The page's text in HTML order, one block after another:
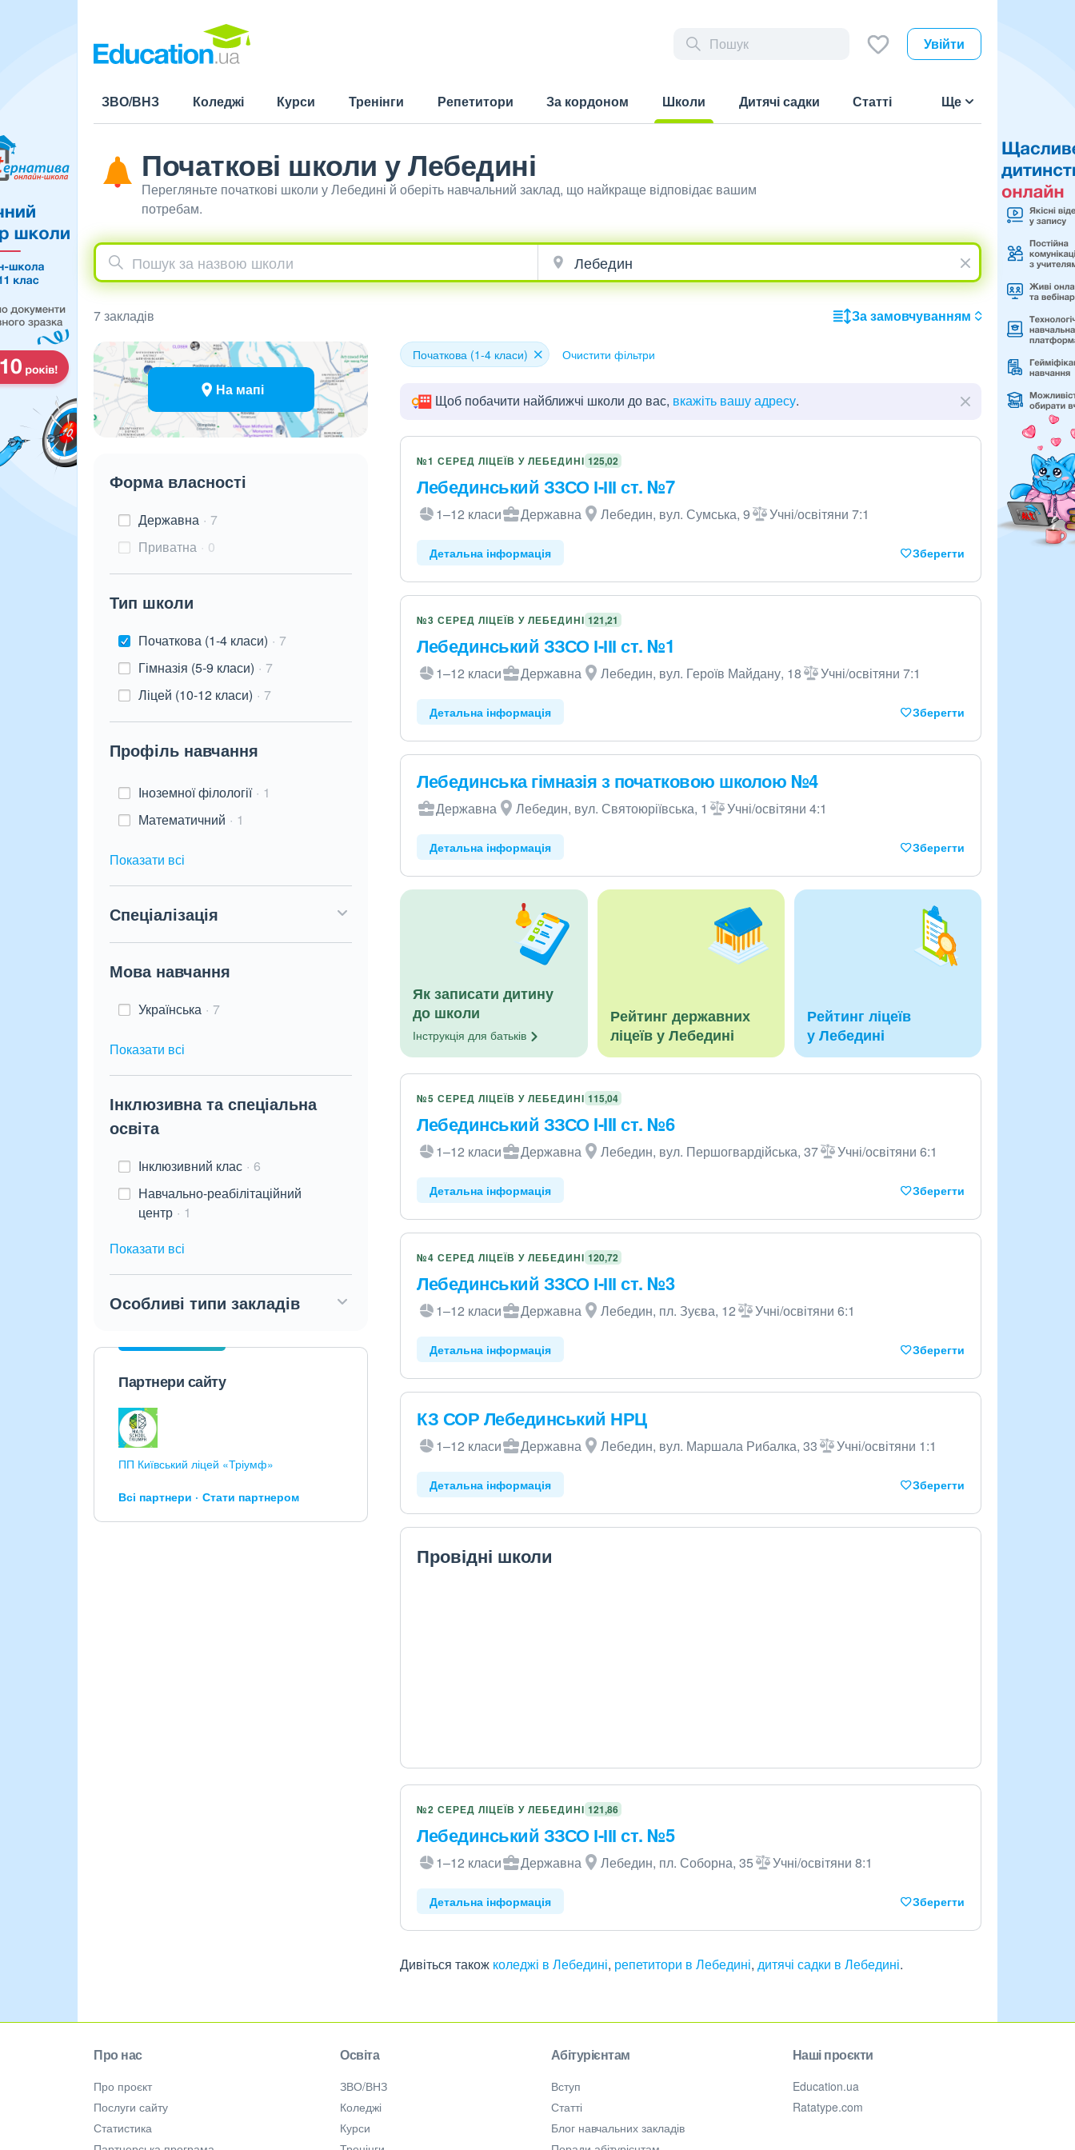
Увійти
ЗВО/ВНЗ Коледжі Курси Тренінги Репетитори За кордоном
Школи
Дитячі садки Статті Ще
Початкові школи у Лебедині
Перегляньте початкові школи у Лебедині й оберіть навчальний заклад, що найкраще відповідає вашим
потребам.
7 закладів За замовчуванням
На мапі
Форма власності
Державна
7
Приватна
0
Тип школи
Початкова (1-4 класи)
7
Гімназія (5-9 класи)
7
Ліцей (10-12 класи)
7
Профіль навчання
Іноземної філології
1
Математичний
1
Показати всі
Спеціалізація
Мова навчання
Українська 7
Показати всі
Інклюзивна та спеціальна
освіта
Інклюзивний клас
6
Навчально-реабілітаційний
центр
1
Показати всі
Особливі типи закладів
Партнери сайту
ПП Київський ліцей «Тріумф»
Всі партнери Стати партнером
Початкова (1-4 класи) Очистити фільтри
Щоб побачити найближчі школи до вас, вкажіть вашу адресу.
№1 СЕРЕД ЛІЦЕЇВ У ЛЕБЕДИНІ 125,02
Лебединський ЗЗСО І-ІІІ ст. №7
1–12 класи Державна Лебедин, вул. Сумська, 9 Учні/освітяни 7:1
Детальна інформація Зберегти
№3 СЕРЕД ЛІЦЕЇВ У ЛЕБЕДИНІ 121,21
Лебединський ЗЗСО І-ІІІ ст. №1
1–12 класи Державна Лебедин, вул. Героїв Майдану, 18 Учні/освітяни 7:1
Детальна інформація Зберегти
Лебединська гімназія з початковою школою №4
Державна Лебедин, вул. Святоюріївська, 1 Учні/освітяни 4:1
Детальна інформація Зберегти
Як записати дитину
до школи
Інструкція длябатьків
Рейтинг державних
ліцеїв у Лебедині
Рейтинг ліцеїв
у Лебедині
№5 СЕРЕД ЛІЦЕЇВ У ЛЕБЕДИНІ 115,04
Лебединський ЗЗСО I-III ст. №6
1–12 класи Державна Лебедин, вул. Першогвардійська, 37 Учні/освітяни 6:1
Детальна інформація Зберегти
№4 СЕРЕД ЛІЦЕЇВ У ЛЕБЕДИНІ 120,72
Лебединський ЗЗСО І-ІІІ ст. №3
1–12 класи Державна Лебедин, пл. Зуєва, 12 Учні/освітяни 6:1
Детальна інформація Зберегти
КЗ СОР Лебединський НРЦ
1–12 класи Державна Лебедин, вул. Маршала Рибалка, 33 Учні/освітяни 1:1
Детальна інформація Зберегти
Провідні школи
№2 СЕРЕД ЛІЦЕЇВ У ЛЕБЕДИНІ 121,86
Лебединський ЗЗСО І-ІІІ ст. №5
1–12 класи Державна Лебедин, пл. Соборна, 35 Учні/освітяни 8:1
Детальна інформація Зберегти
Дивіться також коледжі в Лебедині, репетитори в Лебедині,дитячі садки в Лебедині.
Про нас
Про проєкт
Послуги сайту
Статистика
Освіта
ЗВО/ВНЗ
Коледжі
Курси
Абітурієнтам
Вступ
Статті
Блог навчальних закладів
Наші проєкти
Education.ua
Ratatype.com